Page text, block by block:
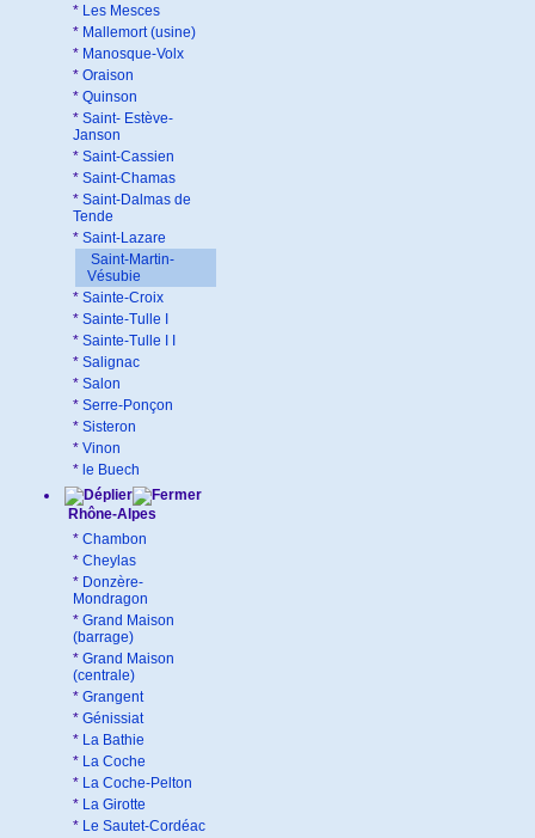
* Les Mesces
* Mallemort (usine)
* Manosque-Volx
* Oraison
* Quinson
* Saint- Estève-
Janson
* Saint-Cassien
* Saint-Chamas
* Saint-Dalmas de
Tende
* Saint-Lazare
Saint-Martin-
Vésubie
* Sainte-Croix
* Sainte-Tulle I
* Sainte-Tulle I I
* Salignac
* Salon
* Serre-Ponçon
* Sisteron
* Vinon
* le Buech
Rhône-Alpes
* Chambon
* Cheylas
* Donzère-
Mondragon
* Grand Maison
(barrage)
* Grand Maison
(centrale)
* Grangent
* Génissiat
* La Bathie
* La Coche
* La Coche-Pelton
* La Girotte
* Le Sautet-Cordéac